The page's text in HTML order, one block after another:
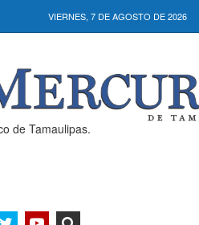
VIERNES, 7 DE AGOSTO DE 2026
de Tamaulipas.